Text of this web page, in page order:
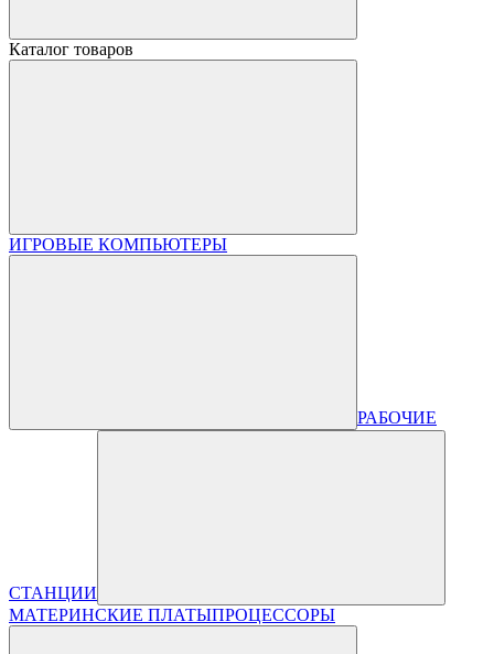
Каталог товаров
ИГРОВЫЕ КОМПЬЮТЕРЫ
РАБОЧИЕ
СТАНЦИИ
МАТЕРИНСКИЕ ПЛАТЫПРОЦЕССОРЫ